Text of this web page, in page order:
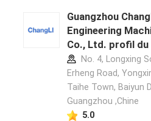
Guangzhou
Engineering
Co., Ltd. profil
No. 4, Longxing
Erheng Road,
Taihe Town, Baiyun
Guangzhou ,Chine
5.0